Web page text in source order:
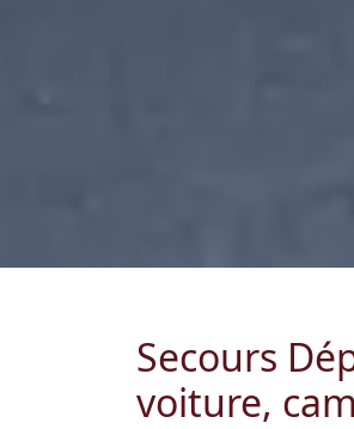
Secours
voiture,